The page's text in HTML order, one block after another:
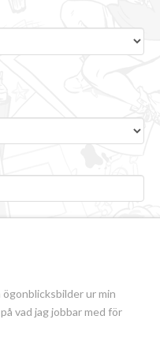
ögonblicksbilder ur min
vad jag jobbar med för